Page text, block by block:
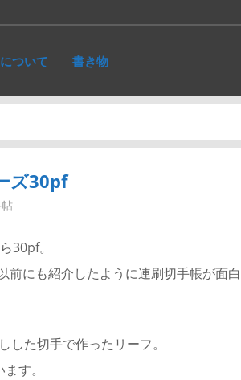
ついて 書き物
ズ30pf
30pf。
前にも紹介したように連刷切手帳が面白
た切手で作ったリーフ。
す。